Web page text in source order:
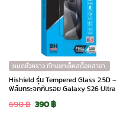
หมดชั่วคราว ทักแชทเช็คสต๊อกสาขา
Hishield รุ่น Tempered Glass 2.5D –
ฟิล์มกระจกกันรอย Galaxy S26 Ultra
690฿ Original
390฿Current